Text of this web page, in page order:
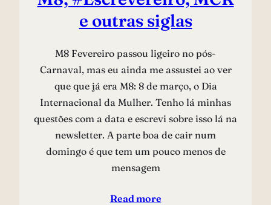
e outras siglas
M8 Fevereiro passou ligeiro no pós-
Carnaval, mas eu ainda me assustei ao ver
que que já era M8: 8 de março, o Dia
Internacional da Mulher. Tenho lá minhas
questões com a data e escrevi sobre isso lá na
newsletter. A parte boa de cair num
domingo é que tem um pouco menos de
mensagem
Read more